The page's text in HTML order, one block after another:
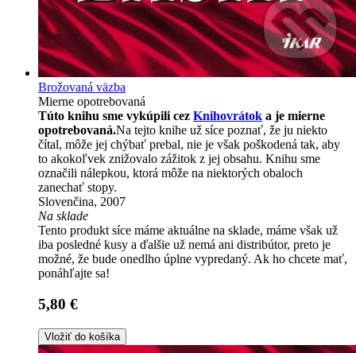
Brožovaná väzba
Mierne opotrebovaná
Túto knihu sme vykúpili cez Knihovrátok a je mierne
opotrebovaná.Na tejto knihe už síce poznať, že ju niekto
čítal, môže jej chýbať prebal, nie je však poškodená tak, aby
to akokoľvek znižovalo zážitok z jej obsahu. Knihu sme
označili nálepkou, ktorá môže na niektorých obaloch
zanechať stopy.
Slovenčina, 2007
Na sklade
Tento produkt síce máme aktuálne na sklade, máme však už
iba posledné kusy a ďalšie už nemá ani distribútor, preto je
možné, že bude onedlho úplne vypredaný. Ak ho chcete mať,
ponáhľajte sa!
5,80 €
Vložiť do košíka